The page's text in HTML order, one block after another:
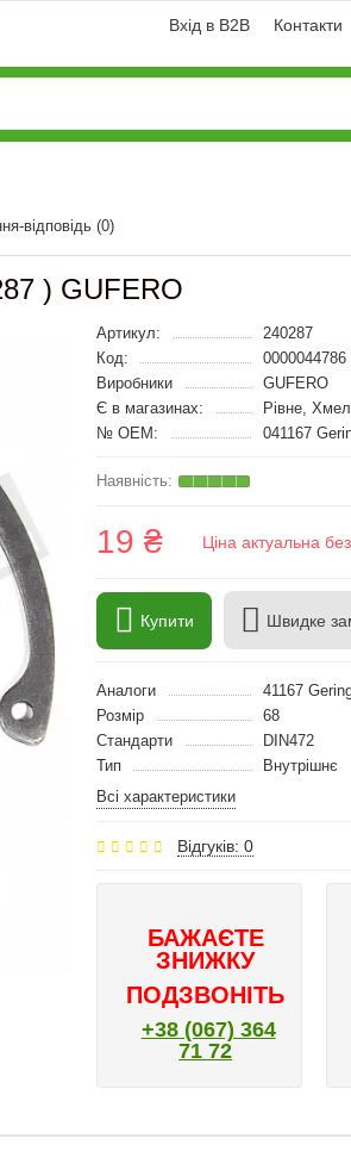
Вхід в B2B Контакти
відповідь (0)
) GUFERO
Артикул:
240287
Код:
0000044786
Виробники
GUFERO
Є в магазинах:
Рівне,
№ OEM:
041167
19 ₴ Ціна актуальна
Купити Швидке
Аналоги
41167
Розмір
68
Стандарти
DIN472
Тип
Внутрішнє
Всі характеристики
Відгуків: 0
БАЖАЄТЕ
ЗНИЖКУ
ПОДЗВОНІТЬ
+38 (067) 364
71 72